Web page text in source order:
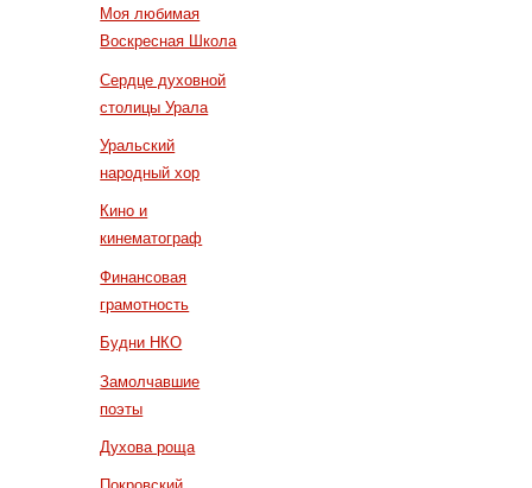
Моя любимая
Воскресная Школа
Сердце духовной
столицы Урала
Уральский
народный хор
Кино и
кинематограф
Финансовая
грамотность
Будни НКО
Замолчавшие
поэты
Духова роща